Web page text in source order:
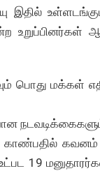
உறுப்பினர்கள்
பொது மக்கள்
காண்பதில்
19